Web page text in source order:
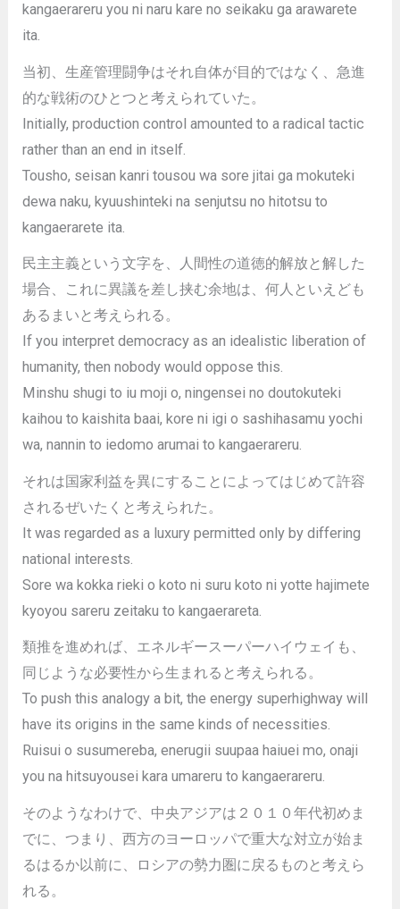
kangaerareru you ni naru kare no seikaku ga arawarete
ita.
当初、生産管理闘争はそれ自体が目的ではなく、急進
的な戦術のひとつと考えられていた。
Initially, production control amounted to a radical tactic
rather than an end in itself.
Tousho, seisan kanri tousou wa sore jitai ga mokuteki
dewa naku, kyuushinteki na senjutsu no hitotsu to
kangaerarete ita.
民主主義という文字を、人間性の道徳的解放と解した
場合、これに異議を差し挟む余地は、何人といえども
あるまいと考えられる。
If you interpret democracy as an idealistic liberation of
humanity, then nobody would oppose this.
Minshu shugi to iu moji o, ningensei no doutokuteki
kaihou to kaishita baai, kore ni igi o sashihasamu yochi
wa, nannin to iedomo arumai to kangaerareru.
それは国家利益を異にすることによってはじめて許容
されるぜいたくと考えられた。
It was regarded as a luxury permitted only by differing
national interests.
Sore wa kokka rieki o koto ni suru koto ni yotte hajimete
kyoyou sareru zeitaku to kangaerareta.
類推を進めれば、エネルギースーパーハイウェイも、
同じような必要性から生まれると考えられる。
To push this analogy a bit, the energy superhighway will
have its origins in the same kinds of necessities.
Ruisui o susumereba, enerugii suupaa haiuei mo, onaji
you na hitsuyousei kara umareru to kangaerareru.
そのようなわけで、中央アジアは２０１０年代初めま
でに、つまり、西方のヨーロッパで重大な対立が始ま
るはるか以前に、ロシアの勢力圏に戻るものと考えら
れる。